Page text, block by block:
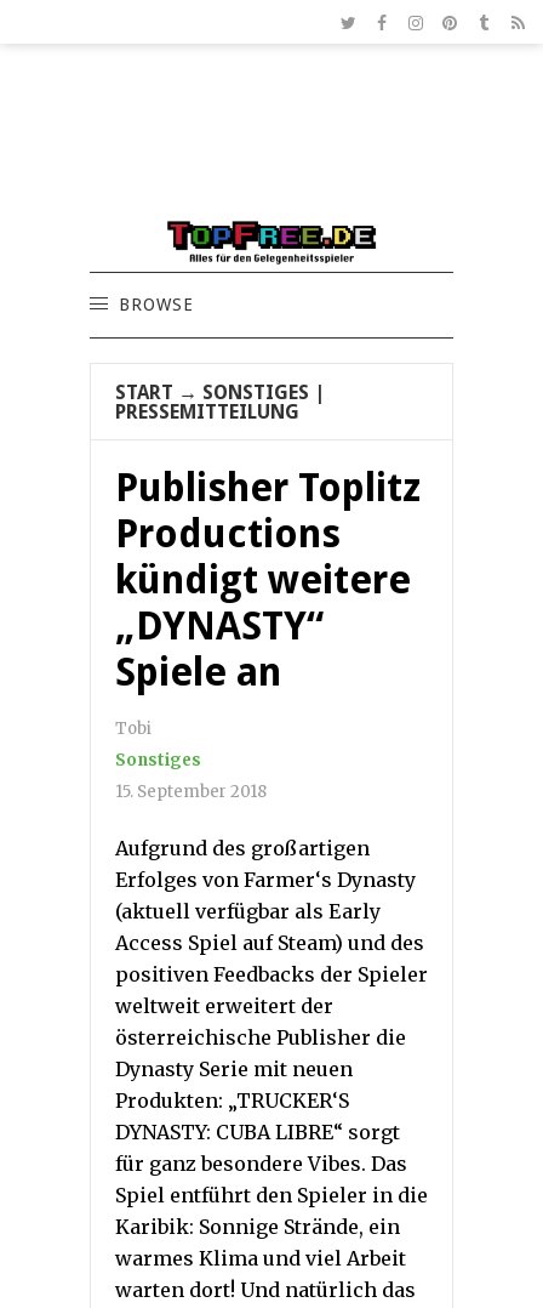
BROWSE
START → SONSTIGES
PRESSEMITTEILUNG
Publisher Toplitz
Productions
kündigt weitere
„DYNASTY“
Spiele an
Tobi
Sonstiges
15. September 2018
Aufgrund des großartigen
Erfolges von Farmer‘s Dynasty
(aktuell verfügbar als Early
Access Spiel auf Steam) und des
positiven Feedbacks der Spieler
weltweit erweitert der
österreichische Publisher die
Dynasty Serie mit neuen
Produkten: „TRUCKER‘S
DYNASTY: CUBA LIBRE“ sorgt
für ganz besondere Vibes. Das
Spiel entführt den Spieler in die
Karibik: Sonnige Strände, ein
warmes Klima und viel Arbeit
warten dort! Und natürlich das